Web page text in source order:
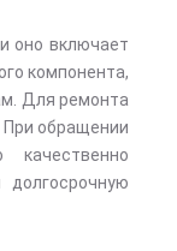
оно включает
компонента,
Для ремонта
При обращении